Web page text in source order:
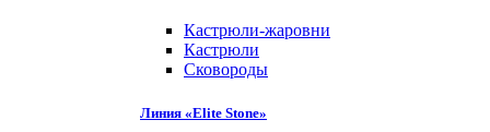
Кастрюли-жаровни
Кастрюли
Сковороды
Линия «Elite Stone»